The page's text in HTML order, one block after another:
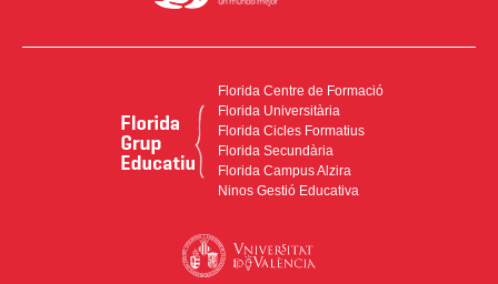
Florida Centre de Formació
Florida Universitària
Florida Cicles Formatius
Florida Secundària
Florida Campus Alzira
Ninos Gestió Educativa